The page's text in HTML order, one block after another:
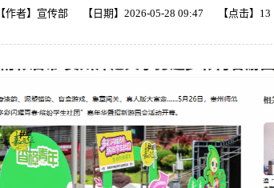
【作者】宣传部 【日期】2026-05-28 09:47 【点击】 13